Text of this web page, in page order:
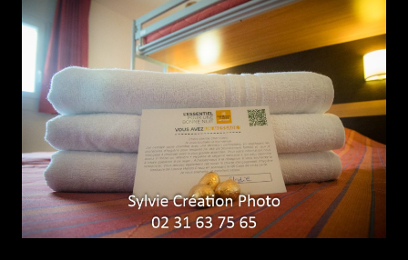
DE
LA
MÉTAMORPHOSE
ET
DE
LA
CONFIANCE
EN
SOI